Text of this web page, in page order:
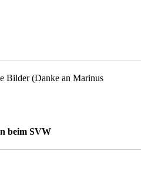
Bilder (Danke an Marinus
beim SVW